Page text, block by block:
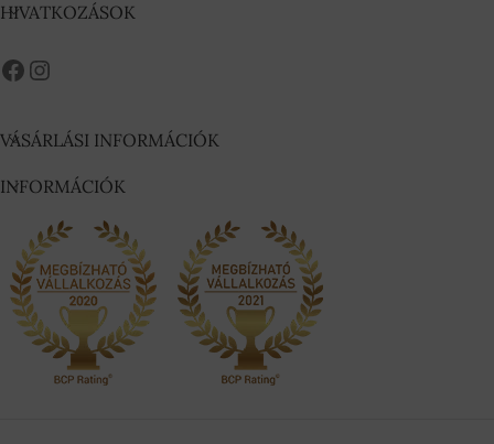
HIVATKOZÁSOK
VÁSÁRLÁSI INFORMÁCIÓK
INFORMÁCIÓK